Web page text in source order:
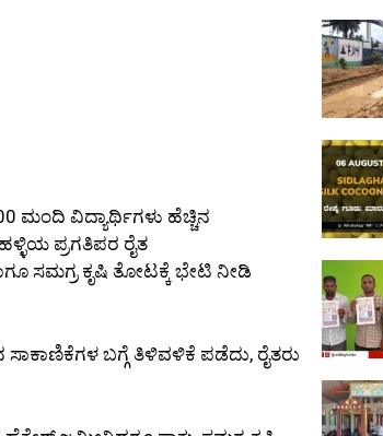
ಮಂದಿ ವಿದ್ಯಾರ್ಥಿಗಳು ಹೆಚ್ಚಿನ
ಪ್ರಗತಿಪರ ರೈತ
ಸಮಗ್ರ ಕೃಷಿ ತೋಟಕ್ಕೆ ಭೇಟಿ ನೀಡಿ
ಬಗ್ಗೆ ತಿಳಿವಳಿಕೆ ಪಡೆದು, ರೈತರು